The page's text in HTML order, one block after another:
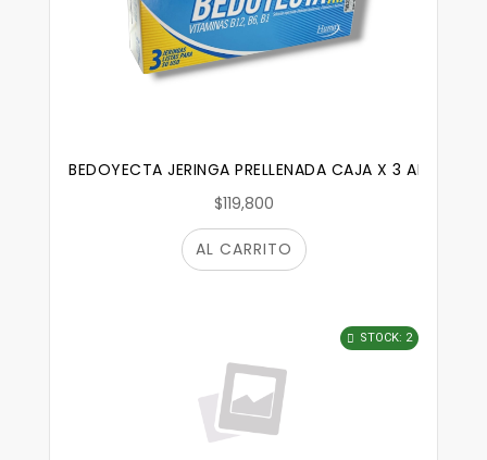
BEDOYECTA JERINGA PRELLENADA CAJA X 3 AMPOLLAS
$119,800
AL CARRITO
STOCK: 2